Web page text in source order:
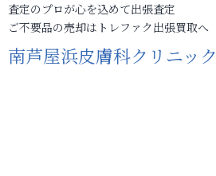
査定のプロが心を込めて出張査定
ご不要品の売却はトレファク出張買取へ
南芦屋浜皮膚科クリニック